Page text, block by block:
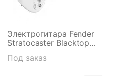
Электрогитара Fender
Stratocaster Blacktop
HH MN SNB
Под заказ